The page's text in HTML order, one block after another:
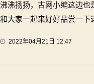
沸沸扬扬，古网小编这边也
和大家一起来好好品尝一下
2022年04月21日 12:47